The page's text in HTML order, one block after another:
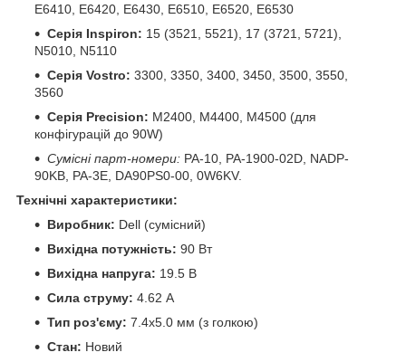
E6410, E6420, E6430, E6510, E6520, E6530
Серія Inspiron: 15 (3521, 5521), 17 (3721, 5721),
N5010, N5110
Серія Vostro: 3300, 3350, 3400, 3450, 3500, 3550,
3560
Серія Precision: M2400, M4400, M4500 (для
конфігурацій до 90W)
Сумісні парт-номери: PA-10, PA-1900-02D, NADP-
90KB, PA-3E, DA90PS0-00, 0W6KV.
Технічні характеристики:
Виробник: Dell (сумісний)
Вихідна потужність: 90 Вт
Вихідна напруга: 19.5 В
Сила струму: 4.62 А
Тип роз'єму: 7.4x5.0 мм (з голкою)
Стан: Новий